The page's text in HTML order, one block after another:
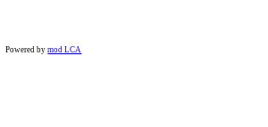
Powered bymod LCA